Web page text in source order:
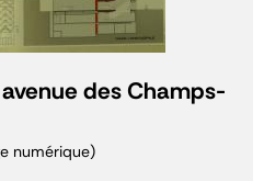
des Champs-
numérique)